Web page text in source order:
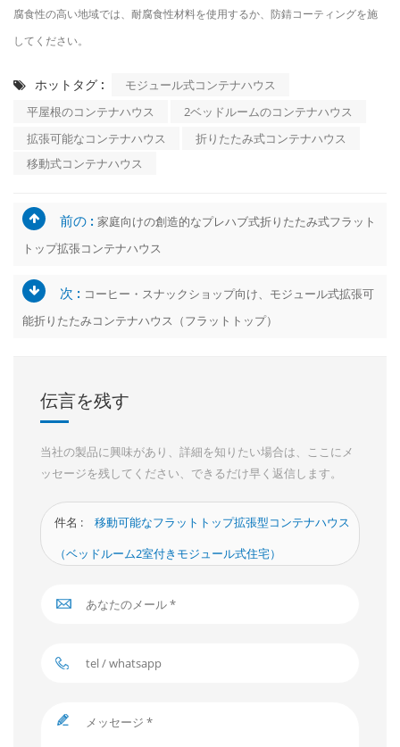
腐食性の高い地域では、耐腐食性材料を使用するか、防錆コーティングを施
してください。
ホットタグ :
モジュール式コンテナハウス
平屋根のコンテナハウス
2ベッドルームのコンテナハウス
拡張可能なコンテナハウス
折りたたみ式コンテナハウス
移動式コンテナハウス
前の : 家庭向けの創造的なプレハブ式折りたたみ式フラット
トップ拡張コンテナハウス
次 : コーヒー・スナックショップ向け、モジュール式拡張可
能折りたたみコンテナハウス（フラットトップ）
伝言を残す
当社の製品に興味があり、詳細を知りたい場合は、ここにメ
ッセージを残してください、できるだけ早く返信します。
件名 :
移動可能なフラットトップ拡張型コンテナハウス
（ベッドルーム2室付きモジュール式住宅）